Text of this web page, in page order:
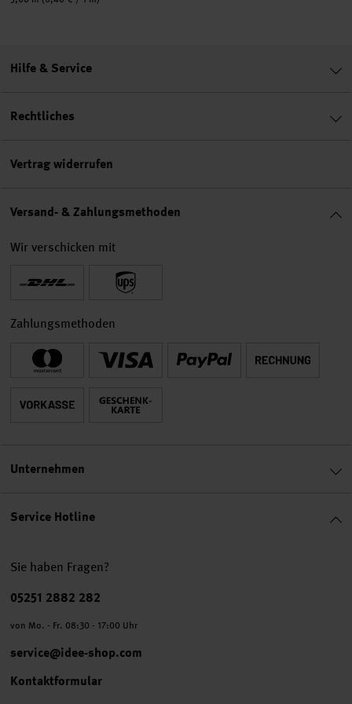
Service Hotline
Sie haben Fragen?
Telefonnummer
05251 2882 282
von Mo. - Fr. 08:30 - 17:00 Uhr
service@idee-shop.com
Kontaktformular
Hilfe & Service
Rechtliches
Vertrag widerrufen
Versand- & Zahlungsmethoden
Wir verschicken mit
Zahlungsmethoden
Unternehmen